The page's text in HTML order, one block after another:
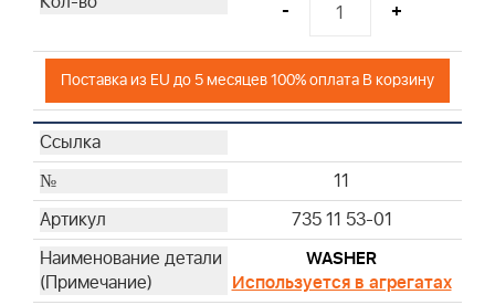
- +
Поставка из EU до 5 месяцев 100% оплата В корзину
11
735 11 53-01
WASHER
Используется в агрегатах